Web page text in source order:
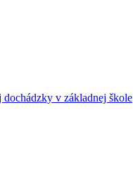
v základnej škole